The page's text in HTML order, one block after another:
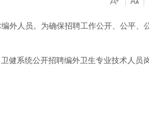
人员。为确保招聘工作公开、公平、
系统公开招聘编外卫生专业技术人员